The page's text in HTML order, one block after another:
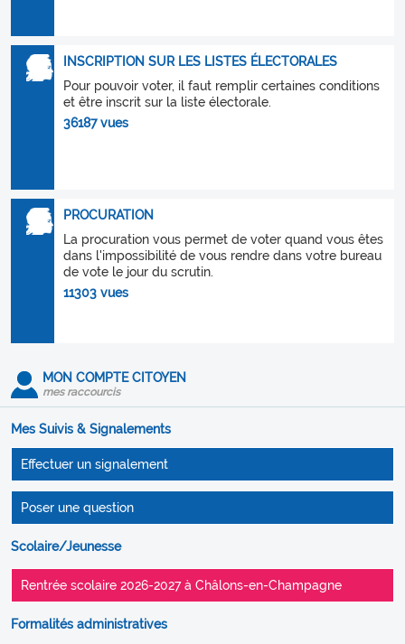
INSCRIPTION SUR LES LISTES ÉLECTORALES
Pour pouvoir voter, il faut remplir certaines conditions
et être inscrit sur la liste électorale.
36187 vues
PROCURATION
La procuration vous permet de voter quand vous êtes
dans l'impossibilité de vous rendre dans votre bureau
de vote le jour du scrutin.
11303 vues
MON COMPTE CITOYEN
mes raccourcis
Mes Suivis & Signalements
Effectuer un signalement
Poser une question
Scolaire/Jeunesse
Rentrée scolaire 2026-2027 à Châlons-en-Champagne
Formalités administratives